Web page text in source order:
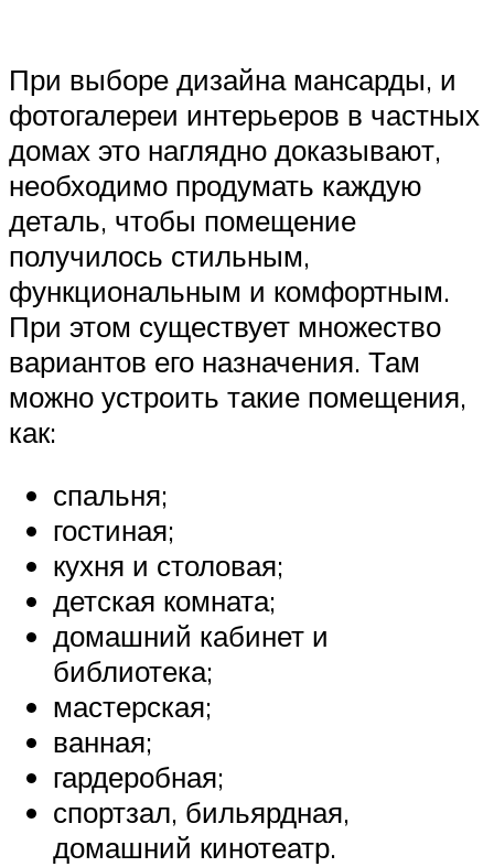
При выборе дизайна мансарды, и
фотогалереи интерьеров в частных
домах это наглядно доказывают,
необходимо продумать каждую
деталь, чтобы помещение
получилось стильным,
функциональным и комфортным.
При этом существует множество
вариантов его назначения. Там
можно устроить такие помещения,
как:
спальня;
гостиная;
кухня и столовая;
детская комната;
домашний кабинет и
библиотека;
мастерская;
ванная;
гардеробная;
спортзал, бильярдная,
домашний кинотеатр.